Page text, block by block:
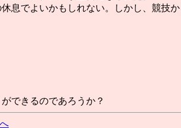
でよいかもしれない。しかし、競技
できるのであろうか？